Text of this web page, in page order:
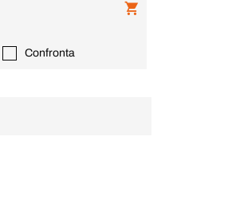
Confronta